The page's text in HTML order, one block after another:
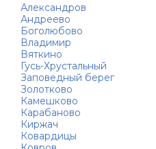
Александров
Андреево
Боголюбово
Владимир
Вяткино
Гусь-Хрустальный
Заповедный берег
Золотково
Камешково
Карабаново
Киржач
Ковардицы